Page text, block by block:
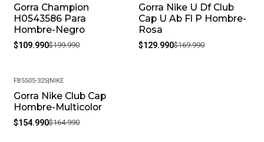
-45%
Gorra Champion
H0543586 Para
Hombre-Negro
$109.990$199.990
-24%
Gorra Nike U Df Club
Cap U Ab Fl P Hombre-
Rosa
$129.990$169.990
-6%
FB5505-325|NIKE
Gorra Nike Club Cap
Hombre-Multicolor
$154.990$164.990